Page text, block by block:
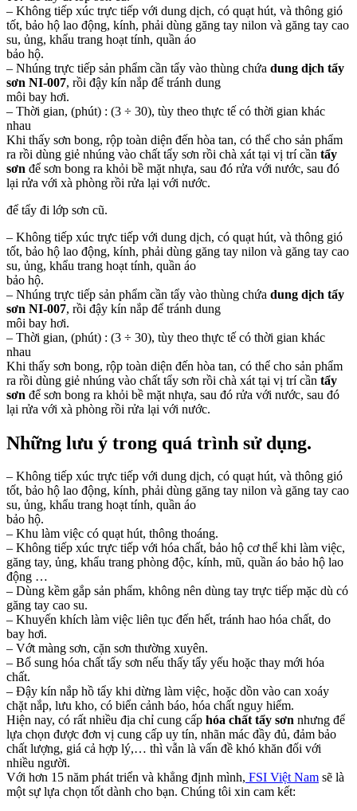
– Không tiếp xúc trực tiếp với dung dịch, có quạt hút, và thông gió
tốt, bảo hộ lao động, kính, phải dùng găng tay nilon và găng tay cao
su, ủng, khẩu trang hoạt tính, quần áo
bảo hộ.
– Nhúng trực tiếp sản phẩm cần tẩy vào thùng chứa dung dịch tẩy
sơn NI-007, rồi đậy kín nắp để tránh dung
môi bay hơi.
– Thời gian, (phút) : (3 ÷ 30), tùy theo thực tế có thời gian khác
nhau
Khi thấy sơn bong, rộp toàn diện đến hòa tan, có thể cho sản phẩm
ra rồi dùng giẻ nhúng vào chất tẩy sơn rồi chà xát tại vị trí cần tẩy
sơn để sơn bong ra khỏi bề mặt nhựa, sau đó rửa với nước, sau đó
lại rửa với xà phòng rồi rửa lại với nước.
để tẩy đi lớp sơn cũ.
– Không tiếp xúc trực tiếp với dung dịch, có quạt hút, và thông gió
tốt, bảo hộ lao động, kính, phải dùng găng tay nilon và găng tay cao
su, ủng, khẩu trang hoạt tính, quần áo
bảo hộ.
– Nhúng trực tiếp sản phẩm cần tẩy vào thùng chứa dung dịch tẩy
sơn NI-007, rồi đậy kín nắp để tránh dung
môi bay hơi.
– Thời gian, (phút) : (3 ÷ 30), tùy theo thực tế có thời gian khác
nhau
Khi thấy sơn bong, rộp toàn diện đến hòa tan, có thể cho sản phẩm
ra rồi dùng giẻ nhúng vào chất tẩy sơn rồi chà xát tại vị trí cần tẩy
sơn để sơn bong ra khỏi bề mặt nhựa, sau đó rửa với nước, sau đó
lại rửa với xà phòng rồi rửa lại với nước.
Những lưu ý trong quá trình sử dụng.
– Không tiếp xúc trực tiếp với dung dịch, có quạt hút, và thông gió
tốt, bảo hộ lao động, kính, phải dùng găng tay nilon và găng tay cao
su, ủng, khẩu trang hoạt tính, quần áo
bảo hộ.
– Khu làm việc có quạt hút, thông thoáng.
– Không tiếp xúc trực tiếp với hóa chất, bảo hộ cơ thể khi làm việc,
găng tay, ủng, khẩu trang phòng độc, kính, mũ, quần áo bảo hộ lao
động …
– Dùng kềm gắp sản phẩm, không nên dùng tay trực tiếp mặc dù có
găng tay cao su.
– Khuyến khích làm việc liên tục đến hết, tránh hao hóa chất, do
bay hơi.
– Vớt màng sơn, cặn sơn thường xuyên.
– Bổ sung hóa chất tẩy sơn nếu thấy tẩy yếu hoặc thay mới hóa
chất.
– Đậy kín nắp hồ tẩy khi dừng làm việc, hoặc dồn vào can xoáy
chặt nắp, lưu kho, có biển cảnh báo, hóa chất nguy hiểm.
Hiện nay, có rất nhiều địa chỉ cung cấp hóa chất tẩy sơn nhưng để
lựa chọn được đơn vị cung cấp uy tín, nhãn mác đầy đủ, đảm bảo
chất lượng, giá cả hợp lý,… thì vẫn là vấn đề khó khăn đối với
nhiều người.
Với hơn 15 năm phát triển và khẳng định mình, FSI Việt Nam sẽ là
một sự lựa chọn tốt dành cho bạn. Chúng tôi xin cam kết: